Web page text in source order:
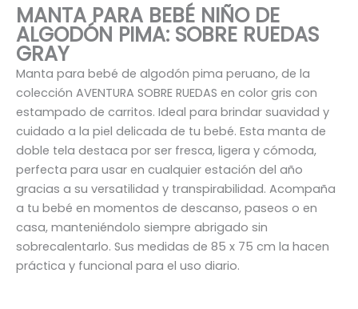
MANTA PARA BEBÉ NIÑO DE
ALGODÓN PIMA: SOBRE RUEDAS
GRAY
Manta para bebé de algodón pima peruano, de la
colección AVENTURA SOBRE RUEDAS en color gris con
estampado de carritos. Ideal para brindar suavidad y
cuidado a la piel delicada de tu bebé. Esta manta de
doble tela destaca por ser fresca, ligera y cómoda,
perfecta para usar en cualquier estación del año
gracias a su versatilidad y transpirabilidad. Acompaña
a tu bebé en momentos de descanso, paseos o en
casa, manteniéndolo siempre abrigado sin
sobrecalentarlo. Sus medidas de 85 x 75 cm la hacen
práctica y funcional para el uso diario.